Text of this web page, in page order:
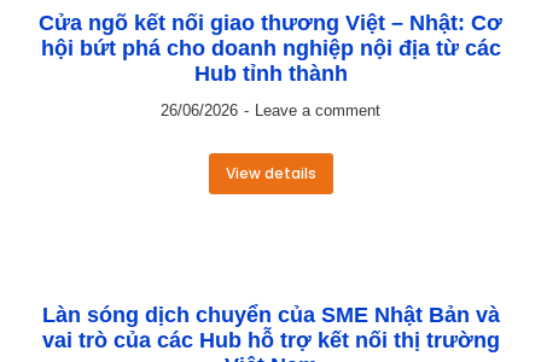
Cửa ngõ kết nối giao thương Việt – Nhật: Cơ
hội bứt phá cho doanh nghiệp nội địa từ các
Hub tỉnh thành
26/06/2026 Leave a comment
View details
Làn sóng dịch chuyển của SME Nhật Bản và
vai trò của các Hub hỗ trợ kết nối thị trường